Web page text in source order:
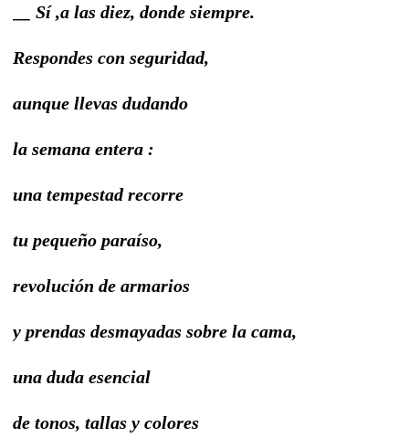
__ Sí ,a las diez, donde siempre.
Respondes con seguridad,
aunque llevas dudando
la semana entera :
una tempestad recorre
tu pequeño paraíso,
revolución de armarios
y prendas desmayadas sobre la cama,
una duda esencial
de tonos, tallas y colores